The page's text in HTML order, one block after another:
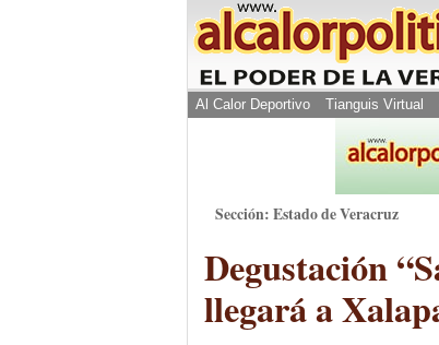
Al Calor Deportivo Tianguis Virtual
Sección: Estado de Veracruz
Degustación
llegará a